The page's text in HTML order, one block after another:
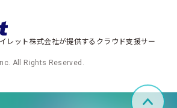
レット株式会社が提供するクラウド支援サー
All Rights Reserved.
ペ